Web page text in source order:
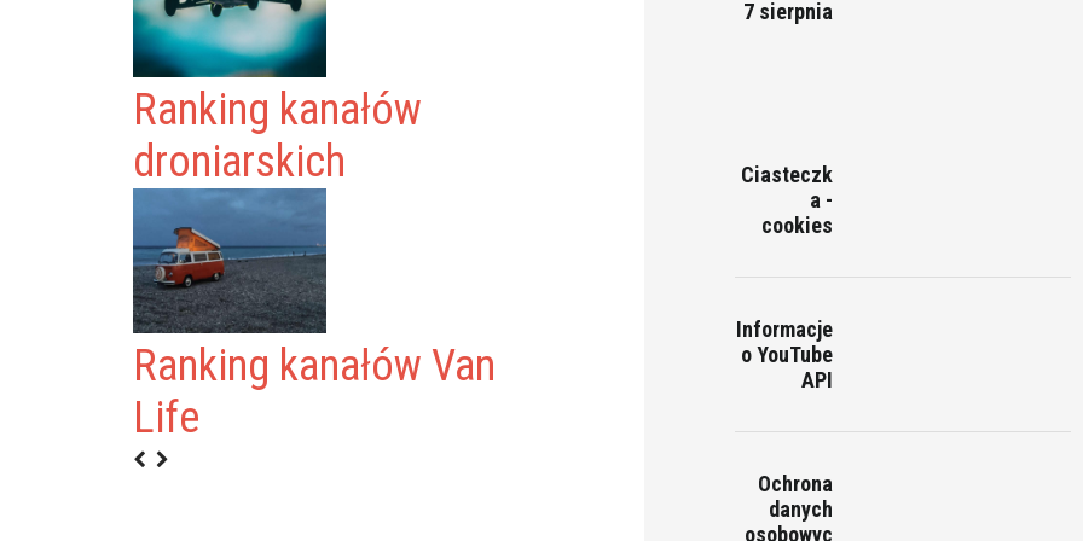
Ranking kanałów
droniarskich
Ranking kanałów Van
Life
7 sierpnia
Ciasteczk
a -
cookies
Informacje
o YouTube
API
Ochrona
danych
osobowyc